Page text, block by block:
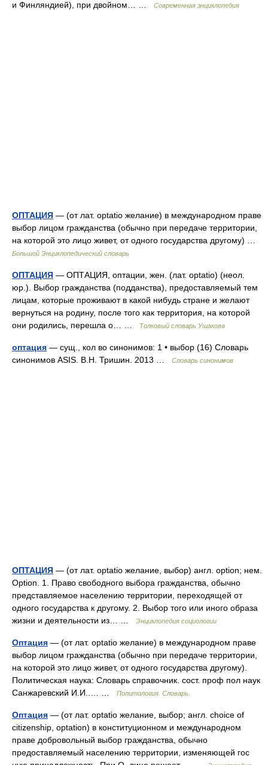
и Финляндией), при двойном… … Современная энциклопедия
ОПТАЦИЯ — (от лат. optatio желание) в международном праве
выбор лицом гражданства (обычно при передаче территории,
на которой это лицо живет, от одного государства другому) …
Большой Энциклопедический словарь
ОПТАЦИЯ — ОПТАЦИЯ, оптации, жен. (лат. optatio) (неол.
юр.). Выбор гражданства (подданства), предоставляемый тем
лицам, которые проживают в какой нибудь стране и желают
вернуться на родину, после того как территория, на которой
они родились, перешла о… …
Толковый словарь Ушакова
оптация — сущ., кол во синонимов: 1 • выбор (16) Словарь
синонимов ASIS. В.Н. Тришин. 2013 …
Словарь синонимов
ОПТАЦИЯ — (от лат. optatio желание, выбор) англ. option; нем.
Option. 1. Право свободного выбора гражданства, обычно
представляемое населению территории, переходящей от
одного государства к другому. 2. Выбор того или иного образа
жизни и деятельности из… …
Энциклопедия социологии
Оптация — (от лат. optatio желание) в международном праве
выбор лицом гражданства (обычно при передаче территории,
на которой это лицо живет, от одного государства другому).
Политическая наука: Словарь справочник. сост. проф пол наук
Санжаревский И.И..… …
Политология. Словарь.
Оптация — (от лат. optatio желание, выбор; англ. choice of
citizenship, optation) в конституционном и международном
праве добровольный выбор гражданства, обычно
предоставляемый населению территории, изменяющей гос